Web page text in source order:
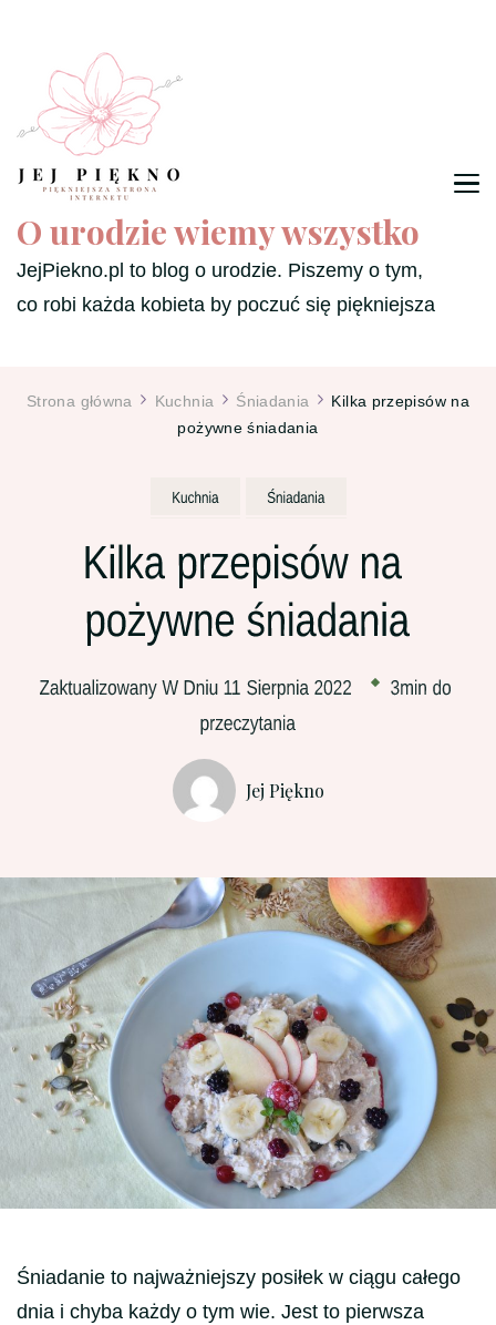
O urodzie wiemy wszystko
JejPiekno.pl to blog o urodzie. Piszemy o tym,
co robi każda kobieta by poczuć się piękniejsza
Strona główna Kuchnia Śniadania
Kilka przepisów na
pożywne śniadania
Jej Piękno
Śniadanie to najważniejszy posiłek w ciągu całego
dnia i chyba każdy o tym wie. Jest to pierwsza